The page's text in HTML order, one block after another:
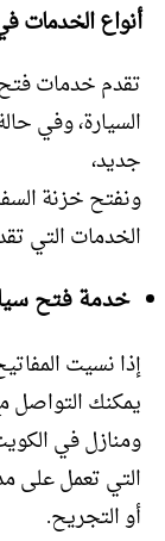
أنواع الخدمات
تقدم خدمات
السيارة، وفي
جديد،
ونفتح خزنة
الخدمات التي
خدمة فتح
إذا نسيت
يمكنك
ومنازل في
التي تعمل على
أو التجريح.